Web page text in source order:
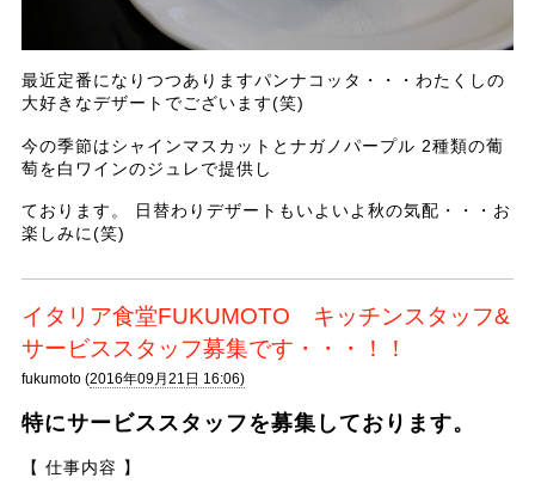
最近定番になりつつありますパンナコッタ・・・わたくしの
大好きなデザートでございます(笑)
今の季節はシャインマスカットとナガノパープル 2種類の葡
萄を白ワインのジュレで提供し
ております。 日替わりデザートもいよいよ秋の気配・・・お
楽しみに(笑)
イタリア食堂FUKUMOTO キッチンスタッフ&
サービススタッフ募集です・・・！！
fukumoto (2016年09月21日 16:06)
特にサービススタッフを募集しております。
【 仕事内容 】